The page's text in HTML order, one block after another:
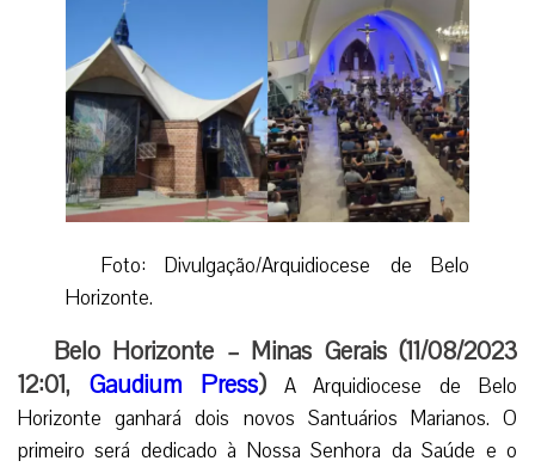
Foto: Divulgação/Arquidiocese de Belo
Horizonte.
Belo Horizonte – Minas Gerais (11/08/2023
12:01, Gaudium Press)A Arquidiocese de Belo
Horizonte ganhará dois novos Santuários Marianos. O
primeiro será dedicado à Nossa Senhora da Saúde e o